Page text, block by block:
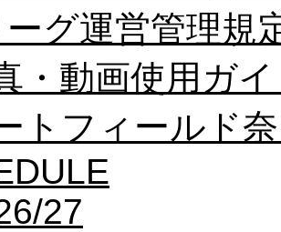
グ運営管理規
・動画使用ガ
トフィールド
27